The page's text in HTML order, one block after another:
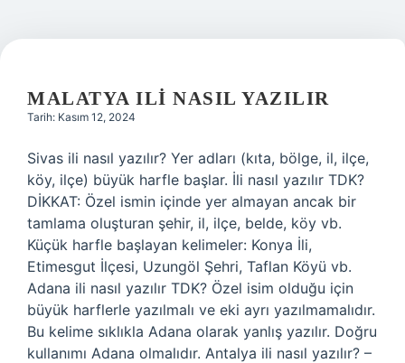
MALATYA ILI NASIL YAZILIR
Tarih: Kasım 12, 2024
Sivas ili nasıl yazılır? Yer adları (kıta, bölge, il, ilçe,
köy, ilçe) büyük harfle başlar. İli nasıl yazılır TDK?
DİKKAT: Özel ismin içinde yer almayan ancak bir
tamlama oluşturan şehir, il, ilçe, belde, köy vb.
Küçük harfle başlayan kelimeler: Konya İli,
Etimesgut İlçesi, Uzungöl Şehri, Taflan Köyü vb.
Adana ili nasıl yazılır TDK? Özel isim olduğu için
büyük harflerle yazılmalı ve eki ayrı yazılmamalıdır.
Bu kelime sıklıkla Adana olarak yanlış yazılır. Doğru
kullanımı Adana olmalıdır. Antalya ili nasıl yazılır? –